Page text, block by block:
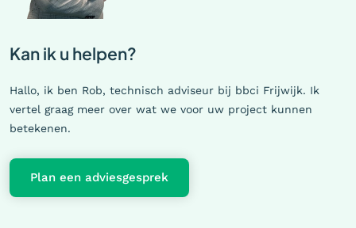
Kan ik u helpen?
Hallo, ik ben Rob, technisch adviseur bij bbci Frijwijk. Ik
vertel graag meer over wat we voor uw project kunnen
betekenen.
Plan een adviesgesprek